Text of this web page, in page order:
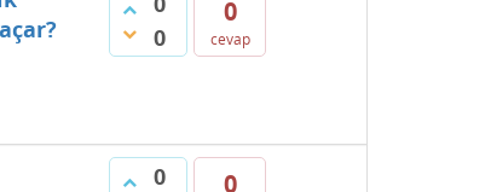
0
0
cevap
0
0